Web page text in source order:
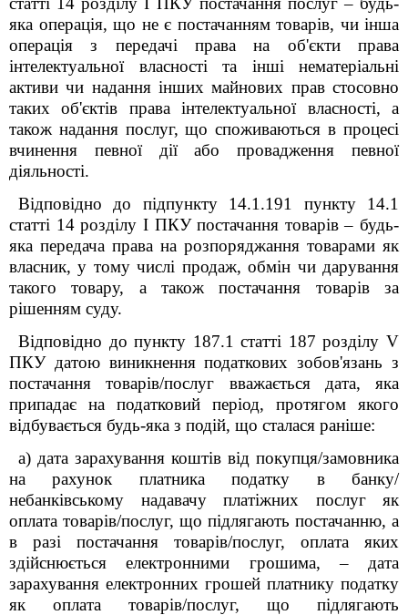
яка операція, що не є постачанням товарів, чи інша
операція з передачі права на об'єкти права
інтелектуальної власності та інші нематеріальні
активи чи надання інших майнових прав стосовно
таких об'єктів права інтелектуальної власності, а
також надання послуг, що споживаються в процесі
вчинення певної дії або провадження певної
діяльності.
Відповідно до підпункту 14.1.191 пункту 14.1
статті 14 розділу I ПКУ постачання товарів – будь-
яка передача права на розпоряджання товарами як
власник, у тому числі продаж, обмін чи дарування
такого товару, а також постачання товарів за
рішенням суду.
Відповідно до пункту 187.1 статті 187 розділу V
ПКУ датою виникнення податкових зобов'язань з
постачання товарів/послуг вважається дата, яка
припадає на податковий період, протягом якого
відбувається будь-яка з подій, що сталася раніше:
а) дата зарахування коштів від покупця/замовника
на рахунок платника податку в банку/
небанківському надавачу платіжних послуг як
оплата товарів/послуг, що підлягають постачанню, а
в разі постачання товарів/послуг, оплата яких
здійснюється електронними грошима, – дата
зарахування електронних грошей платнику податку
як оплата товарів/послуг, що підлягають